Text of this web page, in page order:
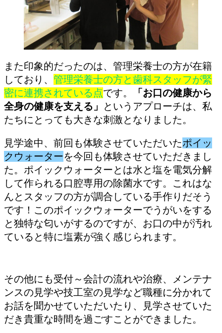
また印象的だったのは、管理栄養士の方が在籍
しており、 管理栄養士の方と歯科スタッフが緊
密に連携されている点です。
「お口の健康から
全身の健康を支える」
というアプローチは、私
たちにとっても大きな刺激となりました。
見学途中、前回も体験させていただいたポイッ
クウォーターを今回も体験させていただきまし
た。ポイックウォーターとは水と塩を電気分解
して作られる口腔専用の除菌水です。これはな
んとスタッフの方が調合している手作りだそう
です！このポイックウォーターでうがいをする
と独特な匂いがするのですが、お口の中が汚れ
ていると特に塩素が強く感じられます。
その他にも受付～会計の流れや治療、メンテナ
ンスの見学や技工室の見学など職種に分かれて
お話を聞かせていただいたり、見学させていた
だき貴重な時間を過ごすことができました。